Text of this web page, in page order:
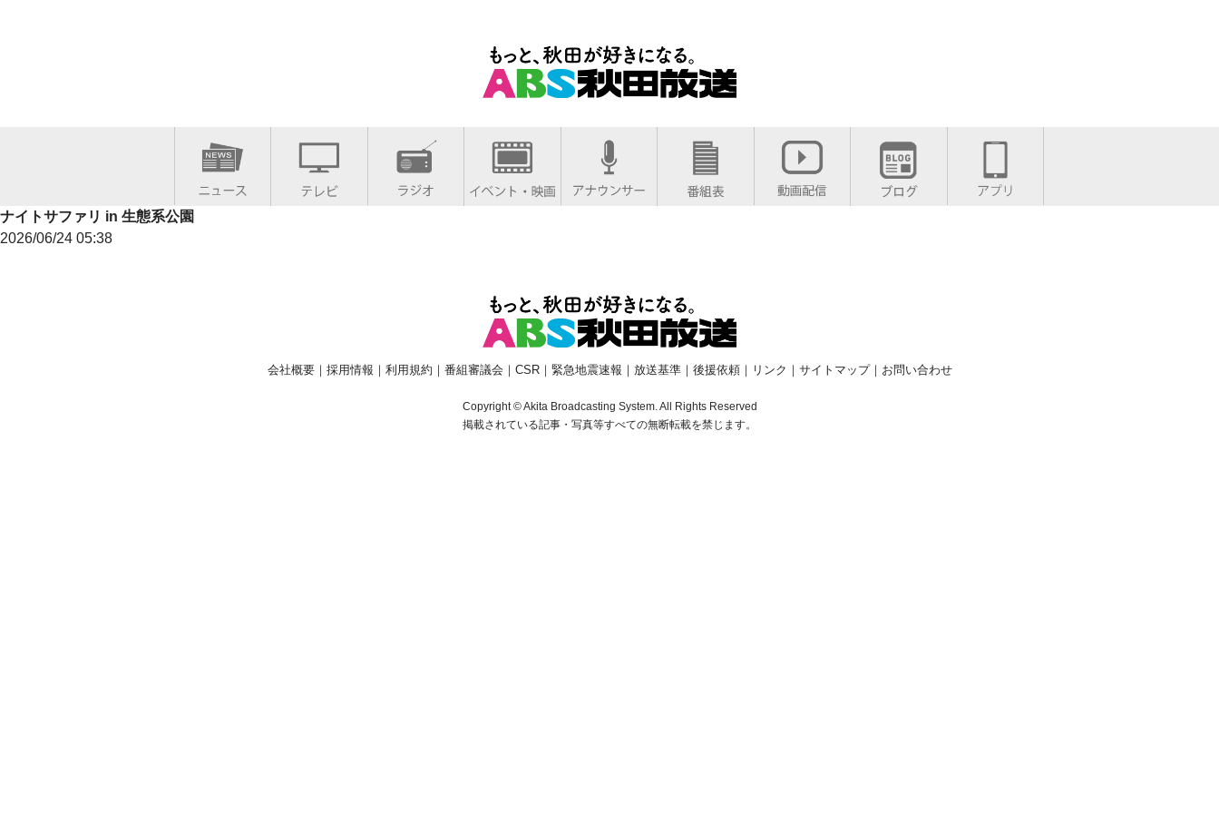
ナイトサファリ in 生態系公園
2026/06/24 05:38
会社概要｜ 採用情報 ｜ 利用規約 ｜ 番組審議会 ｜ CSR｜ 緊急地震速報 ｜ 放送基準｜ 後援依頼｜ リンク ｜ サイトマップ｜ お問い合わせ
Copyright © Akita Broadcasting System. All Rights Reserved
掲載されている記事・写真等すべての無断転載を禁じます。